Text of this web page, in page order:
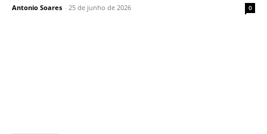
Antonio Soares - 25 de junho de 2026 0